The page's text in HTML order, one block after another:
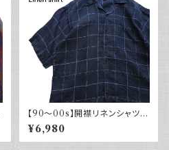
【90～00s】開襟リネンシャツ
チェック オープンカラー 古着 ボ
ックスシルエット ネイビー フェ
ード
¥6,980